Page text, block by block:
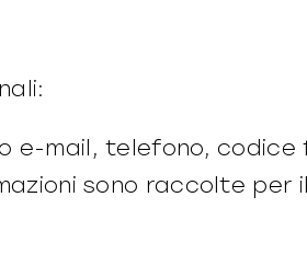
e-mail, telefono,
sono raccolte per